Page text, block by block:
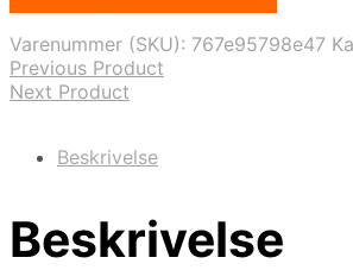
Varenummer (SKU): 767e95798e47
Previous Product
Next Product
Beskrivelse
Beskrivelse